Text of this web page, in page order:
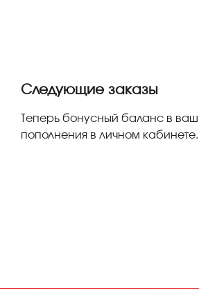
Следующие заказы
Теперь бонусный баланс в
пополнения в личном